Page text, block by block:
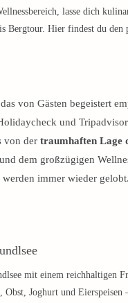
lasse dich
Bergtour. Hier findest du
von Gästen begeistert
und
von der traumhaften Lage
und dem großzügigen
immer wieder gelobt.
mit einem reichhaltigen
Obst, Joghurt und